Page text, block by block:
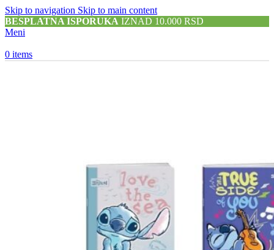
Skip to navigation Skip to main content
BESPLATNA ISPORUKA IZNAD 10.000 RSD
Meni
0 items